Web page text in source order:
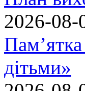
2026-08-
дітьми»